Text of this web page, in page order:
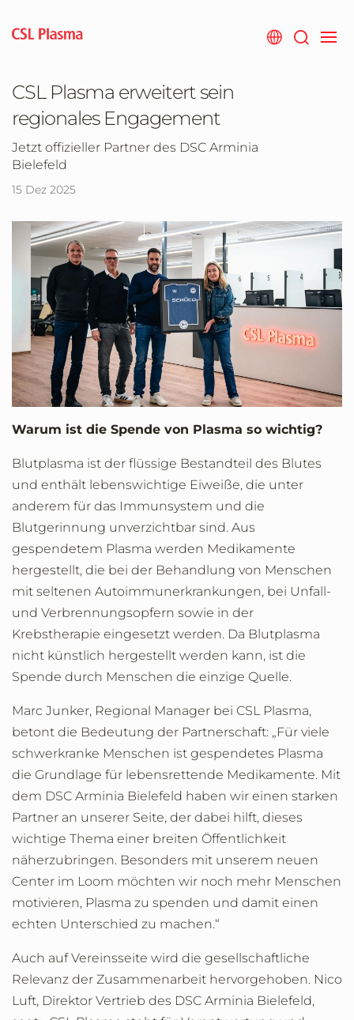
springen
CSL Plasma erweitert sein
regionales Engagement
Jetzt offizieller Partner des DSC Arminia
Bielefeld
15 Dez 2025
Warum ist die Spende von Plasma so wichtig?
Blutplasma ist der flüssige Bestandteil des Blutes
und enthält lebenswichtige Eiweiße, die unter
anderem für das Immunsystem und die
Blutgerinnung unverzichtbar sind. Aus
gespendetem Plasma werden Medikamente
hergestellt, die bei der Behandlung von Menschen
mit seltenen Autoimmunerkrankungen, bei Unfall-
und Verbrennungsopfern sowie in der
Krebstherapie eingesetzt werden. Da Blutplasma
nicht künstlich hergestellt werden kann, ist die
Spende durch Menschen die einzige Quelle.
Marc Junker, Regional Manager bei CSL Plasma,
betont die Bedeutung der Partnerschaft: „Für viele
schwerkranke Menschen ist gespendetes Plasma
die Grundlage für lebensrettende Medikamente. Mit
dem DSC Arminia Bielefeld haben wir einen starken
Partner an unserer Seite, der dabei hilft, dieses
wichtige Thema einer breiten Öffentlichkeit
näherzubringen. Besonders mit unserem neuen
Center im Loom möchten wir noch mehr Menschen
motivieren, Plasma zu spenden und damit einen
echten Unterschied zu machen.“
Auch auf Vereinsseite wird die gesellschaftliche
Relevanz der Zusammenarbeit hervorgehoben. Nico
Luft, Direktor Vertrieb des DSC Arminia Bielefeld,